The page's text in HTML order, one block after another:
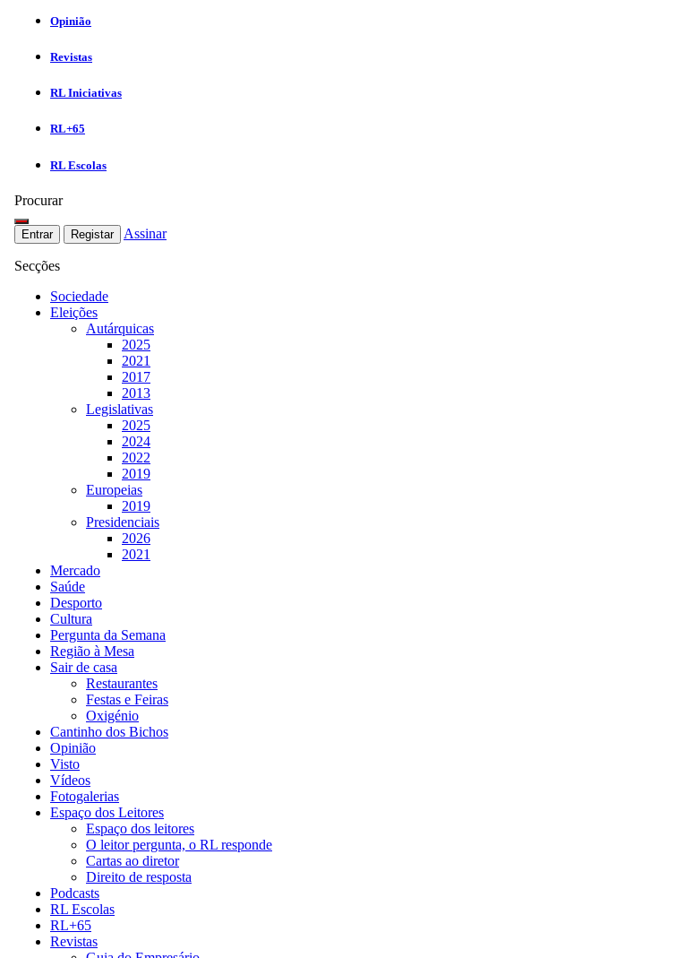
Opinião
Revistas
RL Iniciativas
RL+65
RL Escolas
Procurar
Entrar Registar Assinar
Secções
Sociedade
Eleições
Autárquicas
2025
2021
2017
2013
Legislativas
2025
2024
2022
2019
Europeias
2019
Presidenciais
2026
2021
Mercado
Saúde
Desporto
Cultura
Pergunta da Semana
Região à Mesa
Sair de casa
Restaurantes
Festas e Feiras
Oxigénio
Cantinho dos Bichos
Opinião
Visto
Vídeos
Fotogalerias
Espaço dos Leitores
Espaço dos leitores
O leitor pergunta, o RL responde
Cartas ao diretor
Direito de resposta
Podcasts
RL Escolas
RL+65
Revistas